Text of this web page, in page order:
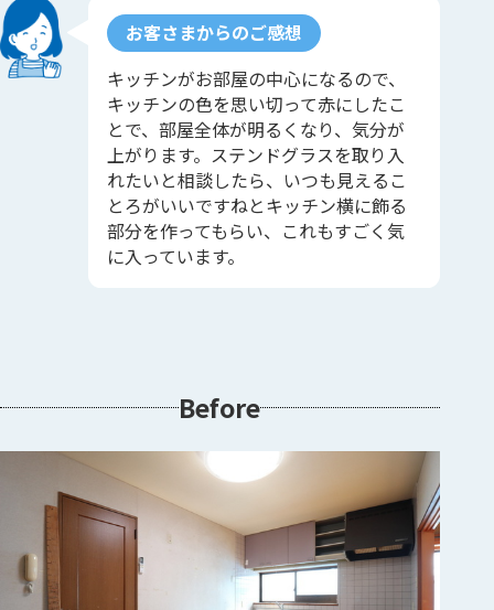
お客さまからのご感想
キッチンがお部屋の中心になるので、
キッチンの色を思い切って赤にしたこ
とで、部屋全体が明るくなり、気分が
上がります。ステンドグラスを取り入
れたいと相談したら、いつも見えるこ
とろがいいですねとキッチン横に飾る
部分を作ってもらい、これもすごく気
に入っています。
Before